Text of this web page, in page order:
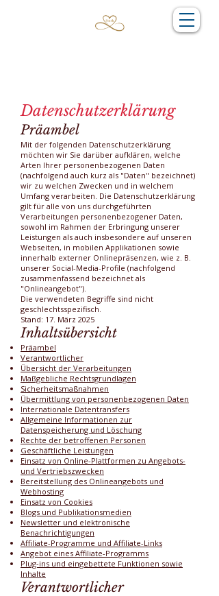
Datenschutzerklärung
Präambel
Mit der folgenden Datenschutzerklärung
möchten wir Sie darüber aufklären, welche
Arten Ihrer personenbezogenen Daten
(nachfolgend auch kurz als "Daten" bezeichnet)
wir zu welchen Zwecken und in welchem
Umfang verarbeiten. Die Datenschutzerklärung
gilt für alle von uns durchgeführten
Verarbeitungen personenbezogener Daten,
sowohl im Rahmen der Erbringung unserer
Leistungen als auch insbesondere auf unseren
Webseiten, in mobilen Applikationen sowie
innerhalb externer Onlinepräsenzen, wie z. B.
unserer Social-Media-Profile (nachfolgend
zusammenfassend bezeichnet als
"Onlineangebot").
Die verwendeten Begriffe sind nicht
geschlechtsspezifisch.
Stand: 17. März 2025
Inhaltsübersicht
Präambel
Verantwortlicher
Übersicht der Verarbeitungen
Maßgebliche Rechtsgrundlagen
Sicherheitsmaßnahmen
Übermittlung von personenbezogenen Daten
Internationale Datentransfers
Allgemeine Informationen zur
Datenspeicherung und Löschung
Rechte der betroffenen Personen
Geschäftliche Leistungen
Einsatz von Online-Plattformen zu Angebots-
und Vertriebszwecken
Bereitstellung des Onlineangebots und
Webhosting
Einsatz von Cookies
Blogs und Publikationsmedien
Newsletter und elektronische
Benachrichtigungen
Affiliate-Programme und Affiliate-Links
Angebot eines Affiliate-Programms
Plug-ins und eingebettete Funktionen sowie
Inhalte
Verantwortlicher